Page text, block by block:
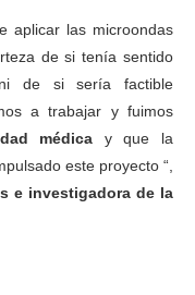
aplicar las microondas
de si tenía sentido
de si sería factible
a trabajar y fuimos
médica y que la
este proyecto “,
e investigadora de la